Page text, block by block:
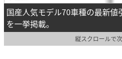
国産人気モデル70車種の最新値
を一挙掲載。
縦スクロールで